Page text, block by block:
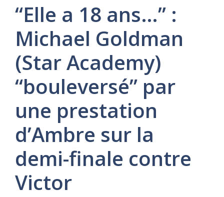
“Elle a 18 ans…” :
Michael Goldman
(Star Academy)
“bouleversé” par
une prestation
d’Ambre sur la
demi-finale contre
Victor